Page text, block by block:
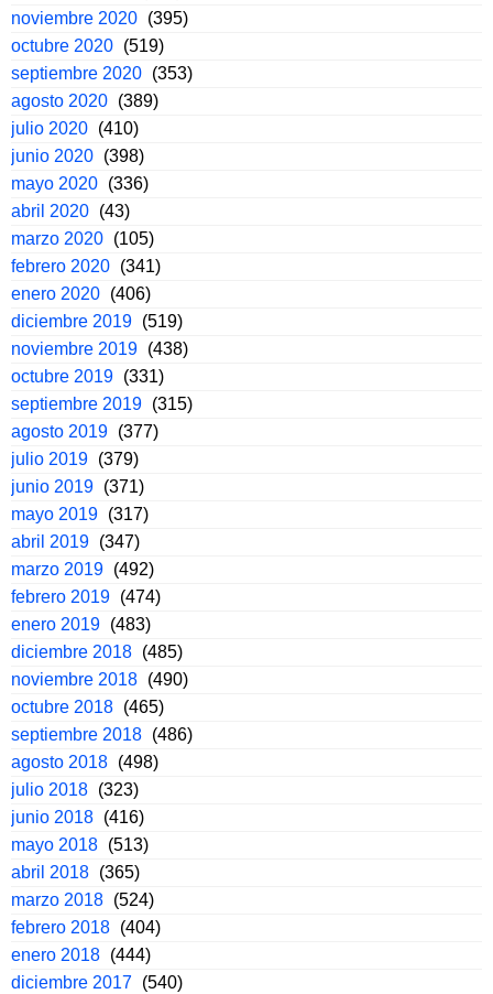
noviembre 2020 (395)
octubre 2020 (519)
septiembre 2020 (353)
agosto 2020 (389)
julio 2020 (410)
junio 2020 (398)
mayo 2020 (336)
abril 2020 (43)
marzo 2020 (105)
febrero 2020 (341)
enero 2020 (406)
diciembre 2019 (519)
noviembre 2019 (438)
octubre 2019 (331)
septiembre 2019 (315)
agosto 2019 (377)
julio 2019 (379)
junio 2019 (371)
mayo 2019 (317)
abril 2019 (347)
marzo 2019 (492)
febrero 2019 (474)
enero 2019 (483)
diciembre 2018 (485)
noviembre 2018 (490)
octubre 2018 (465)
septiembre 2018 (486)
agosto 2018 (498)
julio 2018 (323)
junio 2018 (416)
mayo 2018 (513)
abril 2018 (365)
marzo 2018 (524)
febrero 2018 (404)
enero 2018 (444)
diciembre 2017 (540)